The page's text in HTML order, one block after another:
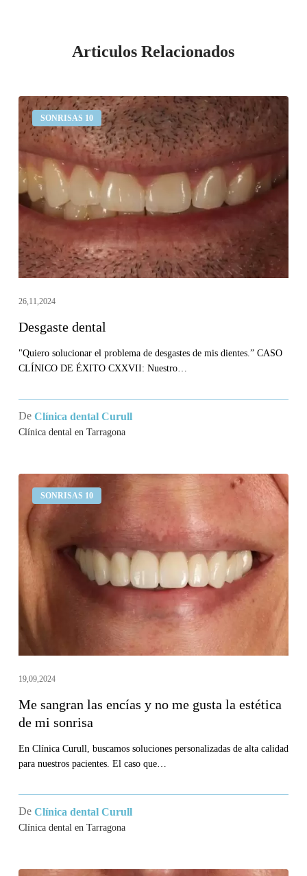
Articulos Relacionados
SONRISAS 10
Desgaste
dental
26,11,2024
Desgaste dental
"Quiero solucionar el problema de desgastes de mis dientes.” CASO
CLÍNICO DE ÉXITO CXXVII: Nuestro…
De Clínica dental Curull
Clínica dental en Tarragona
SONRISAS 10
sangran
las
encías
me
gusta
estética
de
sonrisa
19,09,2024
Me sangran las encías y no me gusta la estética
de mi sonrisa
En Clínica Curull, buscamos soluciones personalizadas de alta calidad
para nuestros pacientes. El caso que…
De Clínica dental Curull
Clínica dental en Tarragona